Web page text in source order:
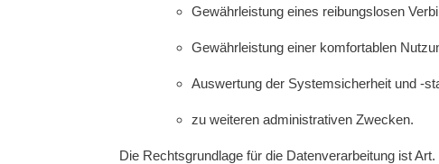
Gewährleistung eines reibungslosen
Gewährleistung einer komfortablen
Auswertung der Systemsicherheit und -
zu weiteren administrativen Zwecken.
Die Rechtsgrundlage für die Datenverarbeitung ist